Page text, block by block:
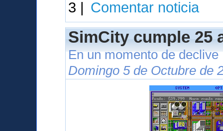
3 | Comentar noticia
SimCity cumple 25
En un momento de declive
Domingo 5 de Octubre de